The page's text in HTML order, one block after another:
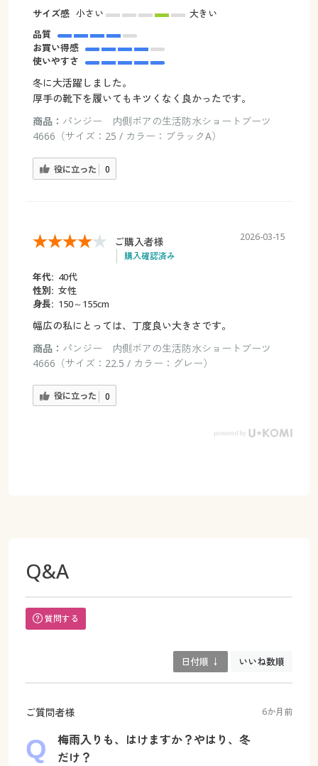
サイズ感 小さい
大きい
品質
お買い得感
使いやすさ
冬に大活躍しました。
厚手の靴下を履いてもキツくなく良かったです。
商品： パンジー 内側ボアの生活防水ショートブーツ
4666（サイズ：25 / カラー：ブラックA）
役に立った 0
ご購入者様
購入確認済み
2026-03-15
年代: 40代
性別: 女性
身長: 150～155cm
幅広の私にとっては、丁度良い大きさです。
商品： パンジー 内側ボアの生活防水ショートブーツ
4666（サイズ：22.5 / カラー：グレー）
役に立った 0
Q&A
質問する
日付順 ↓ いいね数順
ご質問者様 6か月前
梅雨入りも、はけますか？やはり、冬
だけ？